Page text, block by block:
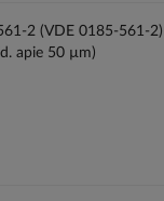
2 (VDE 0185-561-
apie 50 µm)